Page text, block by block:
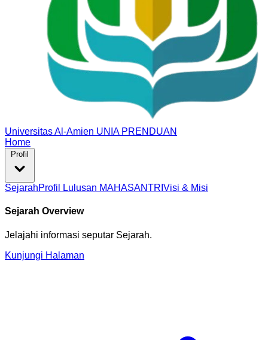
Universitas Al-Amien UNIA PRENDUAN
Home
SejarahProfil Lulusan MAHASANTRI Visi & Misi
Sejarah Overview
Jelajahi informasi seputar Sejarah.
Kunjungi Halaman